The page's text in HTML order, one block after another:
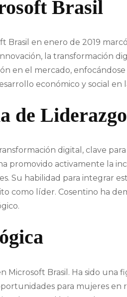
Brasil
en enero de 2019
la transformación
en el mercado,
económico y social en
de Liderazgo
digital, clave
promovido activamente la
Su habilidad para integrar
como líder. Cosentino ha
Microsoft Brasil. Ha sido una
para mujeres en